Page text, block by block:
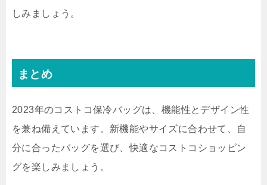
しみましょう。
まとめ
2023年のコストコ保冷バッグは、機能性とデザイン性
を兼ね備えています。新機能やサイズに合わせて、自
分に合ったバッグを選び、快適なコストコショッピン
グを楽しみましょう。